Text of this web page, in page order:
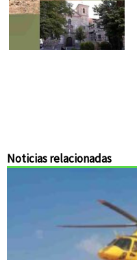
Noticias relacionadas